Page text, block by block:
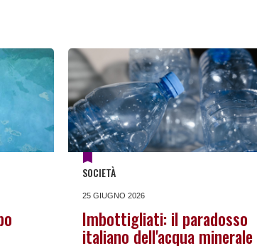
SOCIETÀ
25 GIUGNO 2026
Imbottigliati: il paradosso
italiano dell'acqua minerale